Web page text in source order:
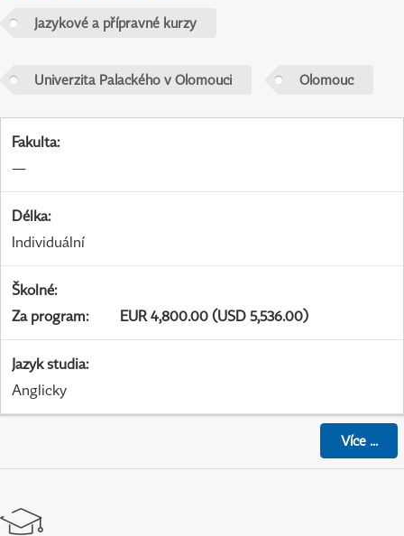
Jazykové a přípravné kurzy
Univerzita Palackého v Olomouci Olomouc
Fakulta:
—
Délka:
Individuální
Školné:
Za program: EUR 4,800.00 (USD 5,536.00)
Jazyk studia:
Anglicky
Více...